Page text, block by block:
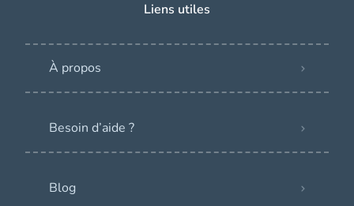
Liens utiles
À propos
Besoin d’aide ?
Blog